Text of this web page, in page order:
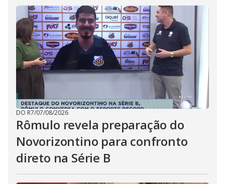
DO R7/07/08/2026
Rômulo revela preparação do
Novorizontino para confronto
direto na Série B